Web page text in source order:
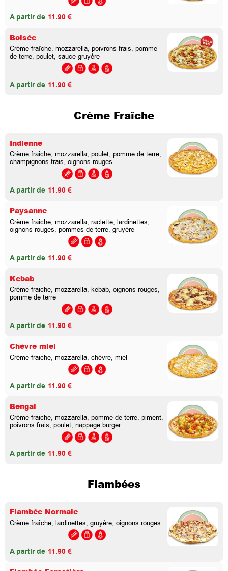
A partir de 11.90 €
Boisée
Crème fraîche, mozzarella, poivrons frais, pomme
de terre, poulet, sauce gruyère
A partir de 11.90 €
Crème Fraîche
Indienne
Crème fraiche, mozzarella, poulet, pomme de terre,
champignons frais, oignons rouges
A partir de 11.90 €
Paysanne
Crème fraiche, mozzarella, raclette, lardinettes,
oignons rouges, pommes de terre, gruyère
A partir de 11.90 €
Kebab
Crème fraiche, mozzarella, kebab, oignons rouges,
pomme de terre
A partir de 11.90 €
Chèvre miel
Crème fraiche, mozzarella, chèvre, miel
A partir de 11.90 €
Bengal
Crème fraiche, mozzarella, pomme de terre, piment,
poivrons frais, poulet, nappage burger
A partir de 11.90 €
Flambées
Flambée Normale
Crème fraîche, lardinettes, gruyère, oignons rouges
A partir de 11.90 €